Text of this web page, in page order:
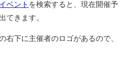
ベント を検索すると、現在開催予
てきます。
右下に主催者のロゴがあるので、